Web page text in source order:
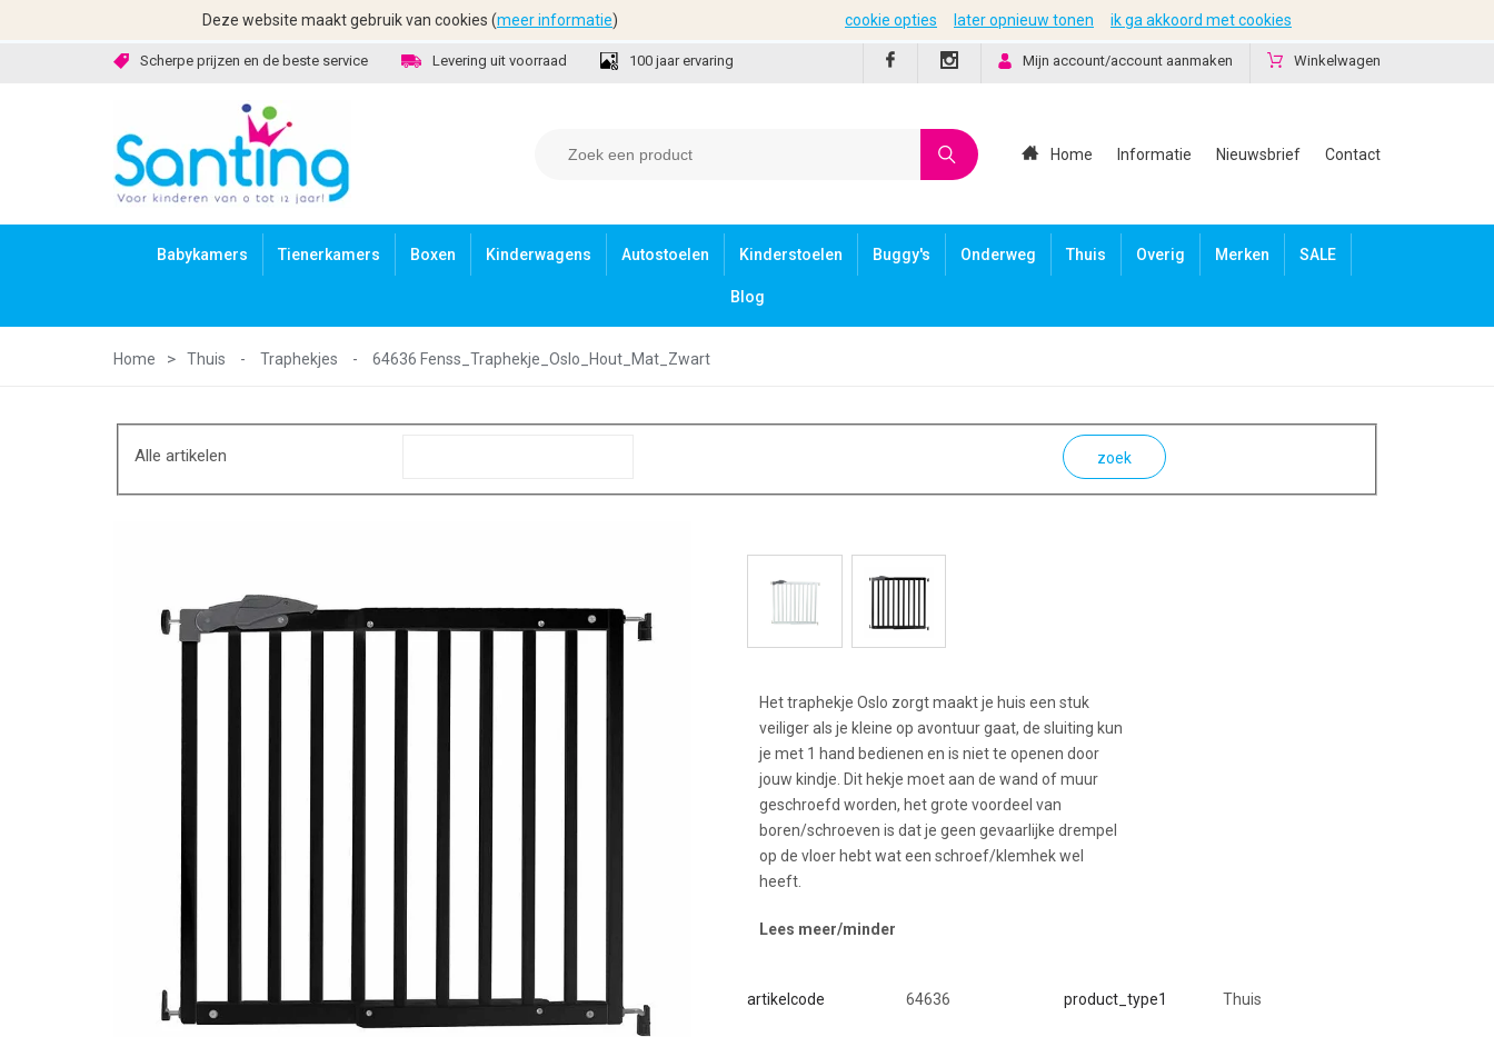
Scherpe prijzen en de beste service Levering uit voorraad 100 jaar ervaring Mijn account/account aanmaken Winkelwagen
Home Informatie Nieuwsbrief Contact
Babykamers Tienerkamers Boxen Kinderwagens Autostoelen Kinderstoelen Buggy's Onderweg Thuis Overig Merken SALE
Blog
Home Thuis - Traphekjes - 64636 Fenss_Traphekje_Oslo_Hout_Mat_Zwart
Alle artikelen zoek
Het traphekje Oslo zorgt maakt je huis een stuk
veiliger als je kleine op avontuur gaat, de sluiting kun
je met 1 hand bedienen en is niet te openen door
jouw kindje. Dit hekje moet aan de wand of muur
geschroefd worden, het grote voordeel van
boren/schroeven is dat je geen gevaarlijke drempel
op de vloer hebt wat een schroef/klemhek wel
heeft.
Lees meer/minder
artikelcode 64636 product_type1 Thuis
Deze website maakt gebruik van cookies (meer informatie) cookie opties later opnieuw tonen ik ga akkoord met cookies